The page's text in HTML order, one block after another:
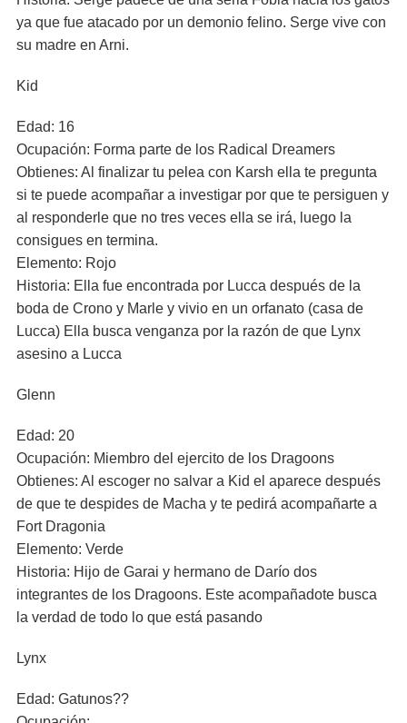
ya que fue atacado por un demonio felino. Serge vive con
su madre en Arni.
Kid
Edad: 16
Ocupación: Forma parte de los Radical Dreamers
Obtienes: Al finalizar tu pelea con Karsh ella te pregunta
si te puede acompañar a investigar por que te persiguen y
al responderle que no tres veces ella se irá, luego la
consigues en termina.
Elemento: Rojo
Historia: Ella fue encontrada por Lucca después de la
boda de Crono y Marle y vivio en un orfanato (casa de
Lucca) Ella busca venganza por la razón de que Lynx
asesino a Lucca
Glenn
Edad: 20
Ocupación: Miembro del ejercito de los Dragoons
Obtienes: Al escoger no salvar a Kid el aparece después
de que te despides de Macha y te pedirá acompañarte a
Fort Dragonia
Elemento: Verde
Historia: Hijo de Garai y hermano de Darío dos
integrantes de los Dragoons. Este acompañadote busca
la verdad de todo lo que está pasando
Lynx
Edad: Gatunos??